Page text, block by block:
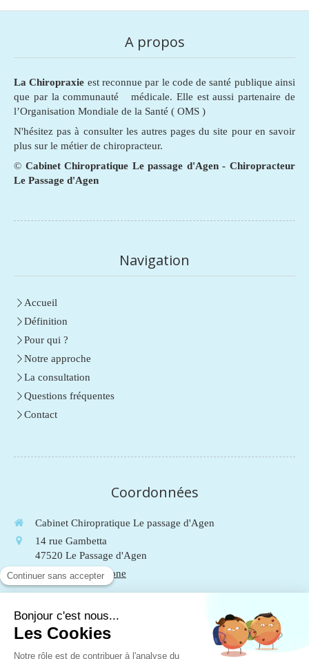
A propos
La Chiropraxie est reconnue par le code de santé publique ainsi
que par la communauté médicale. Elle est aussi partenaire de
l’Organisation Mondiale de la Santé ( OMS )
N'hésitez pas à consulter les autres pages du site pour en savoir
plus sur le métier de chiropracteur.
© Cabinet Chiropratique Le passage d'Agen - Chiropracteur
Le Passage d'Agen
Navigation
Accueil
Définition
Pour qui ?
Notre approche
La consultation
Questions fréquentes
Contact
Coordonnées
Cabinet Chiropratique Le passage d'Agen
14 rue Gambetta
47520 Le Passage d'Agen
Afficher le téléphone
LeSamedide9hà13h